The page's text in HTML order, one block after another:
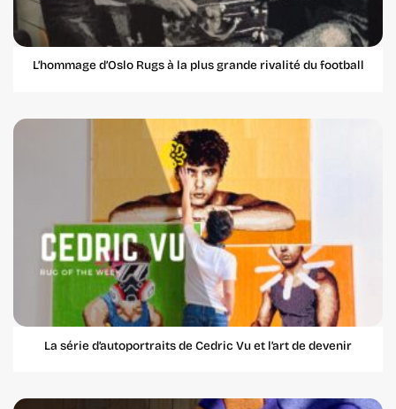
L’hommage d’Oslo Rugs à la plus grande rivalité du football
La série d’autoportraits de Cedric Vu et l’art de devenir